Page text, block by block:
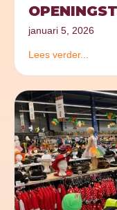
januari 5, 2026
Lees verder...